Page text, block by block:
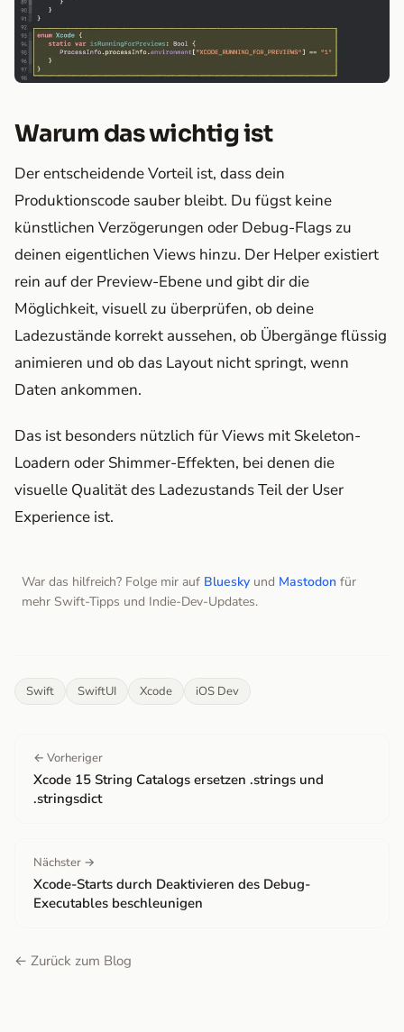
Warum das wichtig ist
Der entscheidende Vorteil ist, dass dein
Produktionscode sauber bleibt. Du fügst keine
künstlichen Verzögerungen oder Debug-Flags zu
deinen eigentlichen Views hinzu. Der Helper existiert
rein auf der Preview-Ebene und gibt dir die
Möglichkeit, visuell zu überprüfen, ob deine
Ladezustände korrekt aussehen, ob Übergänge flüssig
animieren und ob das Layout nicht springt, wenn
Daten ankommen.
Das ist besonders nützlich für Views mit Skeleton-
Loadern oder Shimmer-Effekten, bei denen die
visuelle Qualität des Ladezustands Teil der User
Experience ist.
War das hilfreich? Folge mir auf Bluesky und Mastodon für
mehr Swift-Tipps und Indie-Dev-Updates.
Swift SwiftUI Xcode iOS Dev
← Vorheriger
Xcode 15 String Catalogs ersetzen .strings und
.stringsdict
Nächster →
Xcode-Starts durch Deaktivieren des Debug-
Executables beschleunigen
← Zurück zum Blog